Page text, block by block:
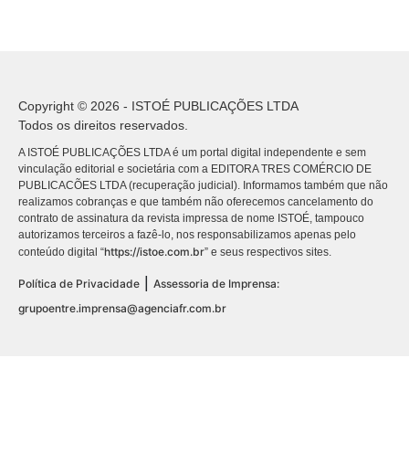
Copyright © 2026 - ISTOÉ PUBLICAÇÕES LTDA
Todos os direitos reservados.
A ISTOÉ PUBLICAÇÕES LTDA é um portal digital independente e sem
vinculação editorial e societária com a EDITORA TRES COMÉRCIO DE
PUBLICACÕES LTDA (recuperação judicial). Informamos também que não
realizamos cobranças e que também não oferecemos cancelamento do
contrato de assinatura da revista impressa de nome ISTOÉ, tampouco
autorizamos terceiros a fazê-lo, nos responsabilizamos apenas pelo
conteúdo digital “https://istoe.com.br” e seus respectivos sites.
Política de Privacidade
Assessoria de Imprensa:
grupoentre.imprensa@agenciafr.com.br